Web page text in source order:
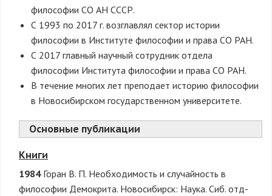
философии СО АН СССР.
С 1993 по 2017 г. возглавлял сектор истории
философии в Институте философии и права СО РАН.
С 2017 главный научный сотрудник отдела
философии Института философии и права СО РАН.
В течение многих лет преподает историю философии
в Новосибирском государственном университете.
Основные публикации
Книги
1984 Горан В. П. Необходимость и случайность в
философии Демокрита. Новосибирск: Наука. Сиб. отд-